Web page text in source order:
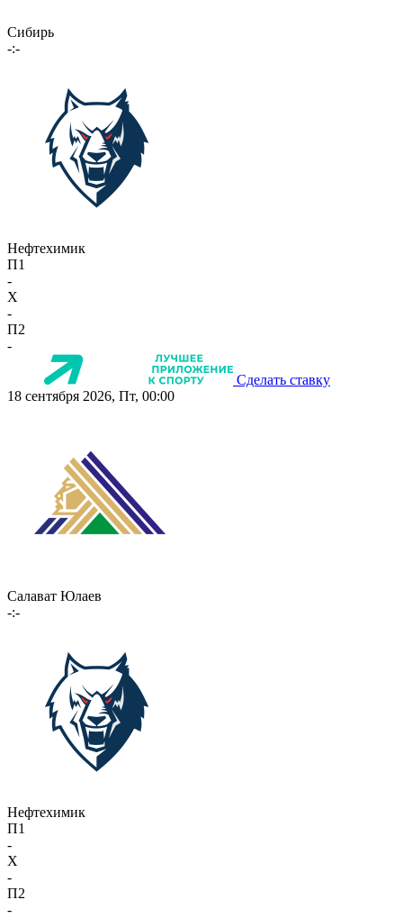
Сибирь
-:-
Нефтехимик
П1
-
X
-
П2
-
Сделать ставку
18 сентября 2026, Пт, 00:00
Салават Юлаев
-:-
Нефтехимик
П1
-
X
-
П2
-